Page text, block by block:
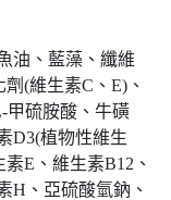
油、藍藻、纖維
(維生素C、E)、
甲硫胺酸、牛磺
D3(植物性維生
E、維生素B12、
H、亞硫酸氫鈉、